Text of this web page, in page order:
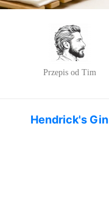
Przepis od Tim
Hendrick's Gin